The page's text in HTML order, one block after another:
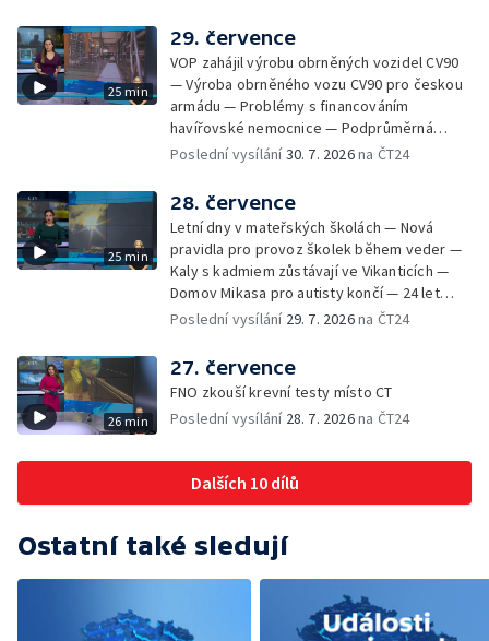
— Podvodník připravil 17 lidí o 4 miliony —
DPO pořídí 70 nových elektrobusů — V
Olomouci přibude 20 elektrobusů —
Mistryně světa Kneblová zpět v Olomouci —
Mobilní kurníky pomáhají s kvalitou půdy —
Výběr ze sociálních sítí ČT — Nové varhany v
Rudě u Rýmařova
25 min
29. července
VOP zahájil výrobu obrněných vozidel CV90
— Výroba obrněného vozu CV90 pro českou
armádu — Problémy s financováním
havířovské nemocnice — Podprůměrná
návštěvnost koupališť v červenci — Do
Nedostatek krve v transfuzních stanicích —
Spor kvůli novému chodníku na Keprník —
Olomoucké shakespearovské léto
Poslední vysílání30. 7. 2026na ČT24
25 min
28. července
Letní dny v mateřských školách — Nová
pravidla pro provoz školek během veder —
Kaly s kadmiem zůstávají ve Vikanticích —
Domov Mikasa pro autisty končí — 24 let
vězení za zapálení ženy — Kybernetický
Gorol se chystá na festival — Nová
cyklostezka až na Slovensko — AI pomáhá
při endoskopii — Výběr ze sociálních sítí ČT
— Zemřela baletka Vlasta Pavelcová —
Jičíně
Poslední vysílání 29. 7. 2026na ČT24
26 min
27. července
FNO zkouší krevní testy místo CT
Poslední vysílání 28. 7. 2026na ČT24
Dalších 10 dílů
Ostatní také sledují